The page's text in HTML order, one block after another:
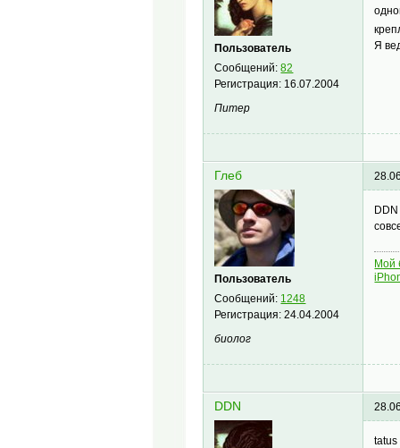
Пользователь
Сообщений:82
Регистрация: 16.07.2004
Питер
Я
Глеб
Пользователь
Сообщений: 1248
Регистрация:24.04.2004
биолог
Мой
DDN